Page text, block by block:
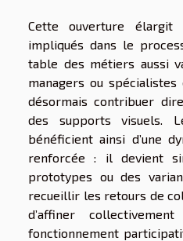
Cette ouverture
impliqués dans le
table des métiers aussi
managers ou
désormais contribuer
des supports visuels.
bénéficient ainsi d’une
renforcée : il devient
prototypes ou des
recueillir les retours de
d’affiner
fonctionnement